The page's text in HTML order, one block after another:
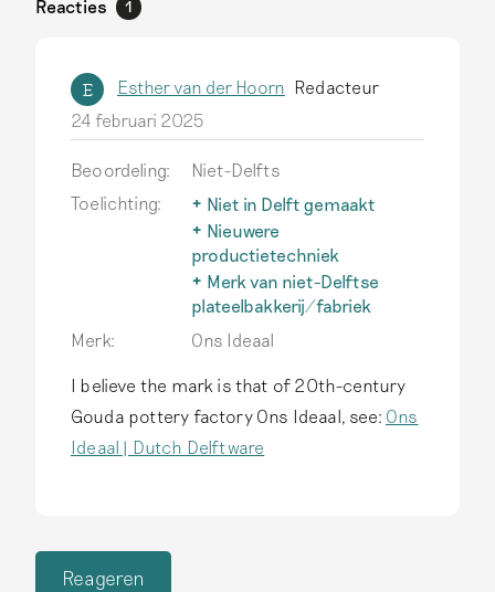
Reacties 1
E Esther van der Hoorn Redacteur
24 februari 2025
Beoordeling:
Niet-Delfts
Toelichting:
Niet in Delft gemaakt
Delfts aardewerk wordt
alleen zo genoemd als het
echt in Delft is
geproduceerd.Lees meer
Nieuwere
productietechniek
Na 1850 ontwikkelen
fabrieken in binnen- en
goedkopere
productietechnieken. Dit
scope van deze site.Lees
meer
Merk van niet-Delftse
plateelbakkerij/fabriek
Het typische Delfts
producenten buiten Delft,
aardewerk is alleen in Delft
gemaakt.
Merk: Ons Ideaal
I believe the mark is that of 20th-century
Gouda pottery factory Ons Ideaal, see: Ons
Ideaal | Dutch Delftware
Reageren